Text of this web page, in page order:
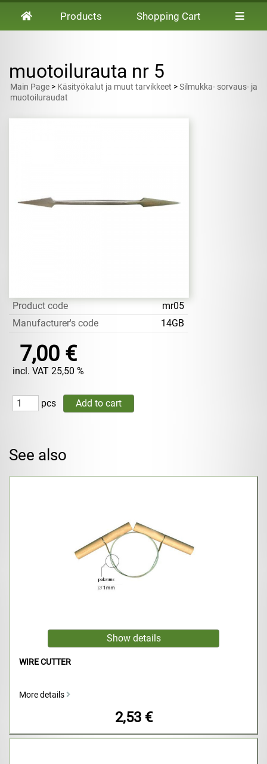
Products Shopping Cart
muotoilurauta nr 5
Main Page > Käsityökalut ja muut tarvikkeet >Silmukka- sorvaus- ja
muotoiluraudat
Product code
mr05
Manufacturer's code
14GB
7,00 €
incl. VAT 25,50 %
pcs
See also
WIRE CUTTER
More details
2,53 €